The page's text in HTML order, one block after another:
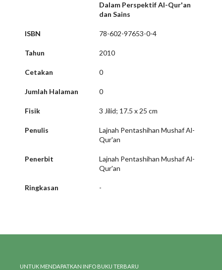
Dalam Perspektif Al-Qur'an
dan Sains
ISBN 78-602-97653-0-4
Tahun 2010
Cetakan 0
Jumlah Halaman 0
Fisik 3 Jilid; 17.5 x 25 cm
Penulis
Lajnah Pentashihan Mushaf Al-
Qur'an
Penerbit
Lajnah Pentashihan Mushaf Al-
Qur'an
Ringkasan -
UNTUK MENDAPATKAN INFO BUKU TERBARU